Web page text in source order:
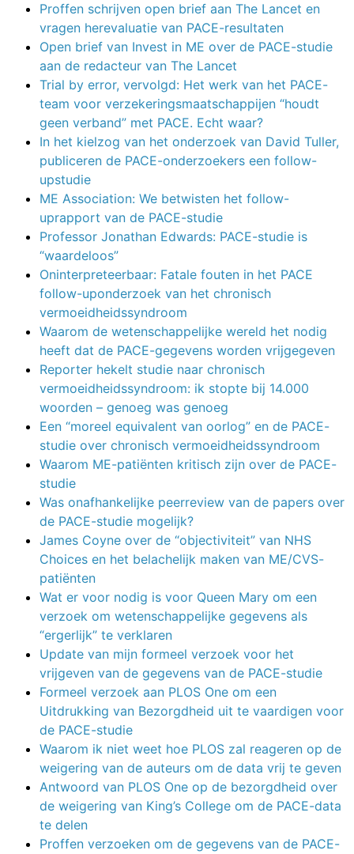
Proffen schrijven open brief aan The Lancet en
vragen herevaluatie van PACE-resultaten
Open brief van Invest in ME over de PACE-studie
aan de redacteur van The Lancet
Trial by error, vervolgd: Het werk van het PACE-
team voor verzekeringsmaatschappijen “houdt
geen verband” met PACE. Echt waar?
In het kielzog van het onderzoek van David Tuller,
publiceren de PACE-onderzoekers een follow-
upstudie
ME Association: We betwisten het follow-
uprapport van de PACE-studie
Professor Jonathan Edwards: PACE-studie is
“waardeloos”
Oninterpreteerbaar: Fatale fouten in het PACE
follow-uponderzoek van het chronisch
vermoeidheidssyndroom
Waarom de wetenschappelijke wereld het nodig
heeft dat de PACE-gegevens worden vrijgegeven
Reporter hekelt studie naar chronisch
vermoeidheidssyndroom: ik stopte bij 14.000
woorden – genoeg was genoeg
Een “moreel equivalent van oorlog” en de PACE-
studie over chronisch vermoeidheidssyndroom
Waarom ME-patiënten kritisch zijn over de PACE-
studie
Was onafhankelijke peerreview van de papers over
de PACE-studie mogelijk?
James Coyne over de “objectiviteit” van NHS
Choices en het belachelijk maken van ME/CVS-
patiënten
Wat er voor nodig is voor Queen Mary om een
verzoek om wetenschappelijke gegevens als
“ergerlijk” te verklaren
Update van mijn formeel verzoek voor het
vrijgeven van de gegevens van de PACE-studie
Formeel verzoek aan PLOS One om een
Uitdrukking van Bezorgdheid uit te vaardigen voor
de PACE-studie
Waarom ik niet weet hoe PLOS zal reageren op de
weigering van de auteurs om de data vrij te geven
Antwoord van PLOS One op de bezorgdheid over
de weigering van King’s College om de PACE-data
te delen
Proffen verzoeken om de gegevens van de PACE-